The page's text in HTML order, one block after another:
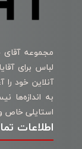
مجموعه آقای
آنلاین خود
به اندازه‌ها
استایلی خاص
اطلاعات